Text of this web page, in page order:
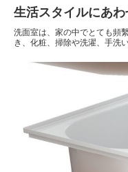
生活スタイルにあ
洗面室は、家の中でとても頻
き、化粧、掃除や洗濯、手洗